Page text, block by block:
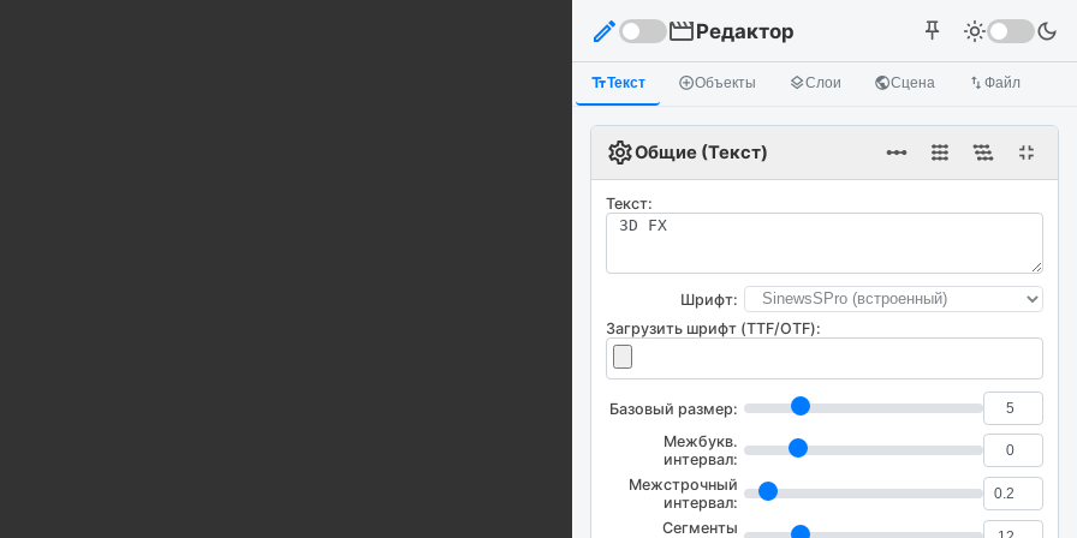
edit movieРедактор push_pin light_mode dark_mode
text_fieldsТекст add_circle_outlineОбъекты layersСлои publicСцена import_export Файл
settingsОбщие (Текст) linear_scale fullscreen_exit
Текст:
Шрифт:
Загрузить шрифт (TTF/OTF):
Базовый размер:
Межбукв.
интервал:
Межстрочный
интервал:
Сегменты